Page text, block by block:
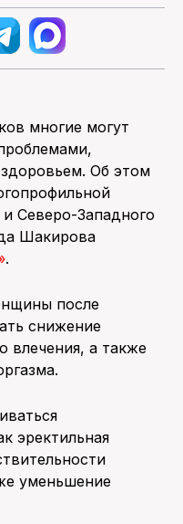
многие могут
Об этом
Северо-Западного
Шакирова
.
после
снижение
влечения, а также
эректильная
уменьшение